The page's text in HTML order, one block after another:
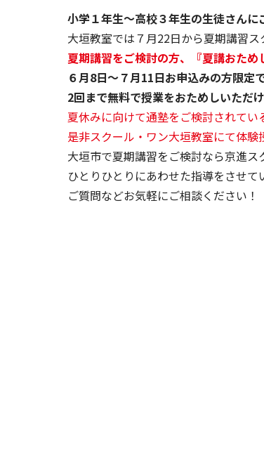
小学１年生～高校３年生の生徒さんに
大垣教室では７月22日から夏期講習ス
夏期講習をご検討の方、『夏講おため
６月8日～７月11日お申込みの方限定で
2回まで無料で授業をおためしいただ
夏休みに向けて通塾をご検討されてい
是非スクール・ワン大垣教室にて体
大垣市で夏期講習をご検討なら京進ス
ひとりひとりにあわせた指導をさせて
ご質問などお気軽にご相談ください！